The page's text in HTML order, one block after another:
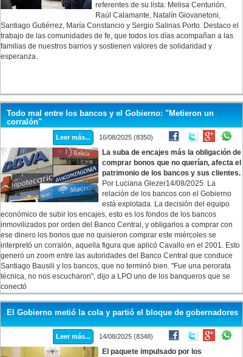
referentes de su lista: Melisa Centurión,
Raúl Calamante, Natalín Giovanetoni,
Santiago Gutiérrez, María Constancio y Sergio Salinas Porto. Destaco el
trabajo de las comunidades de fe, que todos los días acompañan a las
familias de nuestros barrios y sostienen valores de solidaridad y
esperanza.
Todo mal entre los bancos y el Gobierno: "Metieron un
corralón"
Leer más... 16/08/2025 (8350)
La suba de encajes más la obligación de
comprar bonos que no querían, afecta el
patrimonio de los bancos y sus clientes.
Por Luciana Glezer14/08/2025. La
relación de los bancos con el Gobierno
está explotada. La decisión del equipo
económico de subir los encajes, esto es los fondos de los bancos
inmovilizados por orden del Banco Central, y obligarlos a comprar con
ese dinero los bonos que no quisieron comprar este miércoles se
interpretó un corralón, aquella figura que aplicó Cavallo en el 2001. Esto
generó un zoom entre las autoridades del Banco Central que conduce
Santiago Bausili y los bancos, que no terminó bien. "Fue una perorata
técnica, no nos escucharon", dijo a LPO uno de los banqueros que se
conectó
El Gobierno metió la cola y partió el bloque de gobernadores
Leer más... 14/08/2025 (8348)
El paquete impulsado por los